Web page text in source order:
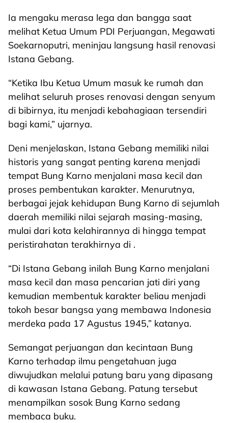
Ia mengaku merasa lega dan bangga saat
melihat Ketua Umum PDI Perjuangan, Megawati
Soekarnoputri, meninjau langsung hasil renovasi
Istana Gebang.
“Ketika Ibu Ketua Umum masuk ke rumah dan
melihat seluruh proses renovasi dengan senyum
di bibirnya, itu menjadi kebahagiaan tersendiri
bagi kami,” ujarnya.
Deni menjelaskan, Istana Gebang memiliki nilai
historis yang sangat penting karena menjadi
tempat Bung Karno menjalani masa kecil dan
proses pembentukan karakter. Menurutnya,
berbagai jejak kehidupan Bung Karno di sejumlah
daerah memiliki nilai sejarah masing-masing,
mulai dari kota kelahirannya di hingga tempat
peristirahatan terakhirnya di .
“Di Istana Gebang inilah Bung Karno menjalani
masa kecil dan masa pencarian jati diri yang
kemudian membentuk karakter beliau menjadi
tokoh besar bangsa yang membawa Indonesia
merdeka pada 17 Agustus 1945,” katanya.
Semangat perjuangan dan kecintaan Bung
Karno terhadap ilmu pengetahuan juga
diwujudkan melalui patung baru yang dipasang
di kawasan Istana Gebang. Patung tersebut
menampilkan sosok Bung Karno sedang
membaca buku.